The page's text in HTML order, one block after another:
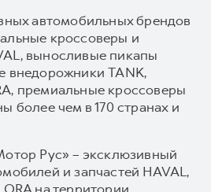
автомобильных брендов
кроссоверы и
выносливые пикапы
внедорожники TANK,
премиальные кроссоверы
более чем в 170 странах и
Рус» – эксклюзивный
и запчастей HAVAL,